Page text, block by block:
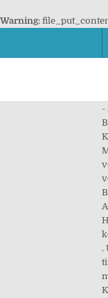
Warning:
-
.